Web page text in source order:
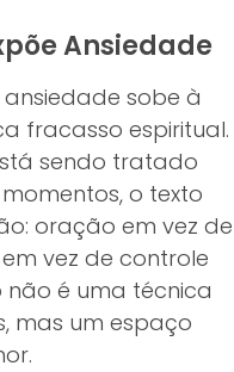
Ansiedade
sobe à
fracasso espiritual.
sendo tratado
o texto
oração em vez de
vez de controle
não é uma técnica
mas um espaço